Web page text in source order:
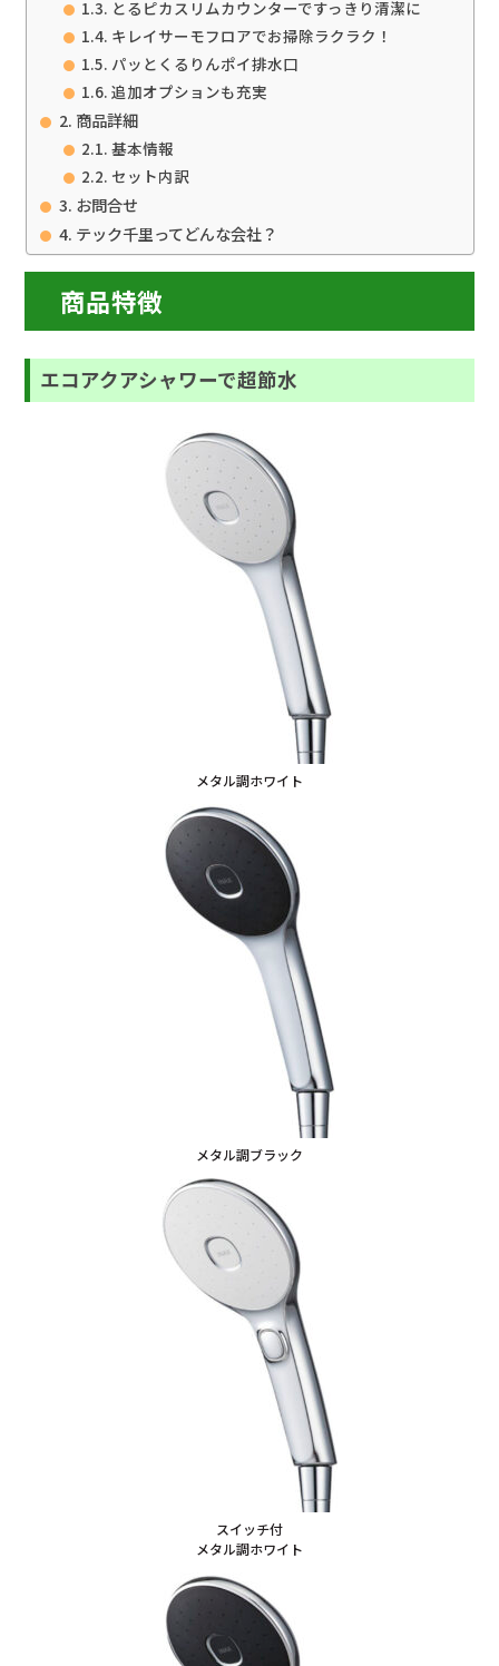
とるピカスリムカウンターですっきり清潔に
キレイサーモフロアでお掃除ラクラク！
パッとくるりんポイ排水口
追加オプションも充実
商品詳細
基本情報
セット内訳
お問合せ
テック千里ってどんな会社？
商品特徴
エコアクアシャワーで超節水
メタル調ホワイト
メタル調ブラック
スイッチ付
メタル調ホワイト